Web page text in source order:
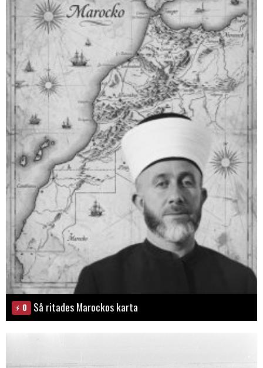
0 Så ritades Marockos karta